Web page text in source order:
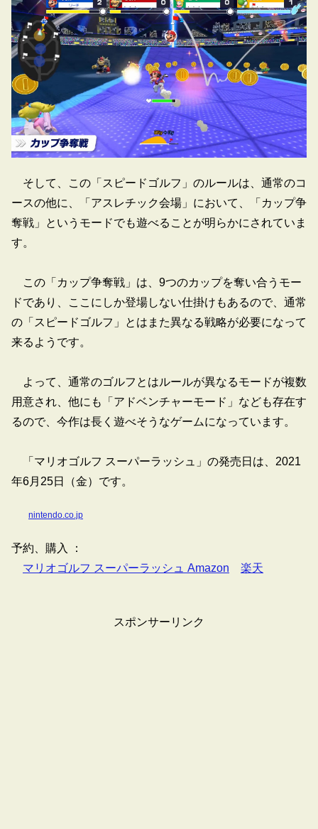
そして、この「スピードゴルフ」のルールは、通常のコ
ースの他に、「アスレチック会場」において、「カップ争
奪戦」というモードでも遊べることが明らかにされていま
す。
この「カップ争奪戦」は、9つのカップを奪い合うモー
ドであり、ここにしか登場しない仕掛けもあるので、通常
の「スピードゴルフ」とはまた異なる戦略が必要になって
来るようです。
よって、通常のゴルフとはルールが異なるモードが複数
用意され、他にも「アドベンチャーモード」なども存在す
るので、今作は長く遊べそうなゲームになっています。
「マリオゴルフ スーパーラッシュ」の発売日は、2021
年6月25日（金）です。
nintendo.co.jp
予約、購入 ：
マリオゴルフ スーパーラッシュ Amazon
楽天
スポンサーリンク